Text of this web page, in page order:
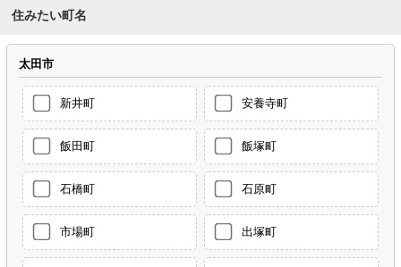
住みたい町名
太田市
新井町 安養寺町
飯田町 飯塚町
石橋町 石原町
市場町 出塚町